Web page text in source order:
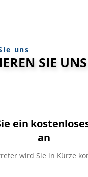
uns
SIE UNS
ein
an
wird Sie in Kürze